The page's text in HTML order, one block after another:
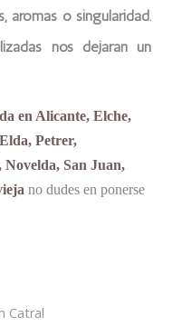
aromas o singularidad.
nos dejaran un
en Alicante, Elche,
Petrer,
San Juan,
no dudes en ponerse
Catral